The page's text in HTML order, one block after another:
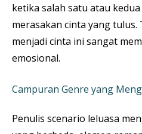
ketika salah satu atau
merasakan cinta yang
menjadi cinta ini sangat
emosional.
Campuran Genre yang
Penulis scenario leluasa